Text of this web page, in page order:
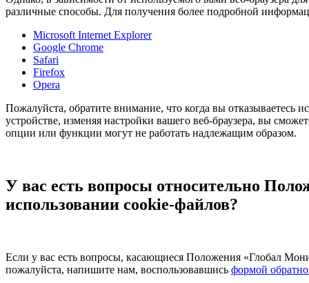
различные способы. Для получения более подробной
Microsoft Internet Explorer
Google Chrome
Safari
Firefox
Opera
Пожалуйста, обратите внимание, что когда вы отказываетесь
устройстве, изменяя настройки вашего веб-браузера, вы
опции или функции могут не работать надлежащим образом.
У вас есть вопросы относительно
использовании cookie-файлов?
Если у вас есть вопросы, касающиеся Положения «Глобал
пожалуйста, напишите нам, воспользовавшись формой